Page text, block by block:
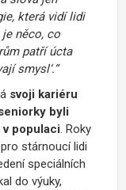
která vidí lidi
je něco, co
patří úcta
smysl‘.“
svoji kariéru
byli
populaci. Roky
stárnoucí lidi
speciálních
do výuky,